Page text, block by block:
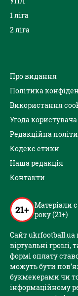
1 ліга
2 ліга
Про видання
Політика
Використання
Угода користувача
Редакційна
Кодекс етики
Наша редакція
Контакти
21+ Матеріали
року (21+)
Сайт ukrfootball.ua
віртуальні гроші,
формі оплату
можуть бути
букмекерами чи
інформаційному